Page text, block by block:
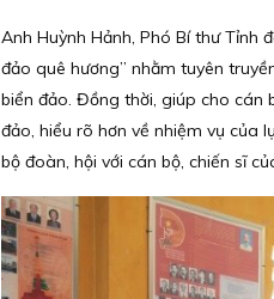
Anh Huỳnh Hảnh, Phó Bí thư Tỉnh
đảo quê hương” nhằm tuyên
biển đảo. Đồng thời, giúp cho cán
đảo, hiểu rõ hơn về nhiệm vụ của
bộ đoàn, hội với cán bộ, chiến sĩ